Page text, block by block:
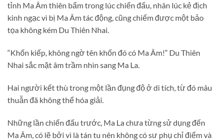
tỉnh Ma Âm thiên bẩm trong lúc chiến đấu, nhân lúc kẻ địch
kinh ngạc vì bị Ma Âm tác động, cũng chiếm được một bảo
tọa không kém Du Thiên Nhai.
“Khốn kiếp, không ngờ tên khốn đó có Ma Âm!” Du Thiên
Nhai sắc mặt âm trầm nhìn sang Ma La.
Hai người kết thù trong một lần đụng độ ở di tích, từ đó mâu
thuẫn đã không thể hóa giải.
Những lần chiến đấu trước, Ma La chưa từng sử dụng đến
Ma Âm, có lẽ bởi vì là tán tu nên không có sư phụ chỉ điểm và